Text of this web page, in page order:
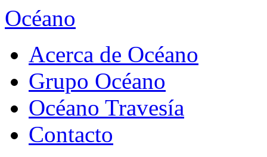
Océano
Acerca de Océano
Grupo Océano
Océano Travesía
Contacto